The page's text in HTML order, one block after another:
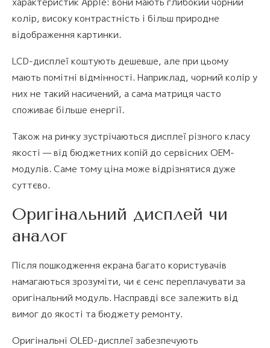
колір, високу контрастність і більш природне
відображення картинки.
LCD-дисплеї коштують дешевше, але при цьому
мають помітні відмінності. Наприклад, чорний колір у
них не такий насичений, а сама матриця часто
споживає більше енергії.
Також на ринку зустрічаються дисплеї різного класу
якості — від бюджетних копій до сервісних OEM-
модулів. Саме тому ціна може відрізнятися дуже
суттєво.
Оригінальний дисплей чи
аналог
Після пошкодження екрана багато користувачів
намагаються зрозуміти, чи є сенс переплачувати за
оригінальний модуль. Насправді все залежить від
вимог до якості та бюджету ремонту.
Оригінальні OLED-дисплеї забезпечують